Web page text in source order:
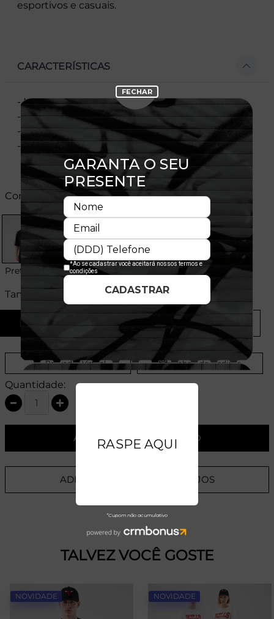
esportivos e casuais.
CARACTERÍSTICAS
- Manga curta
- Corte Regular
- Gola redonda
- Flag bordada na manga
Cores:
Preto
Tamanhos:
P M G GG
Provador Virtual Tabela de Medidas
Quantidade:
ADICIONAR AO CARRINHO
ADICIONAR A LISTA DE DESEJOS
TALVEZ VOCÊ GOSTE
NOVIDADE NOVIDADE